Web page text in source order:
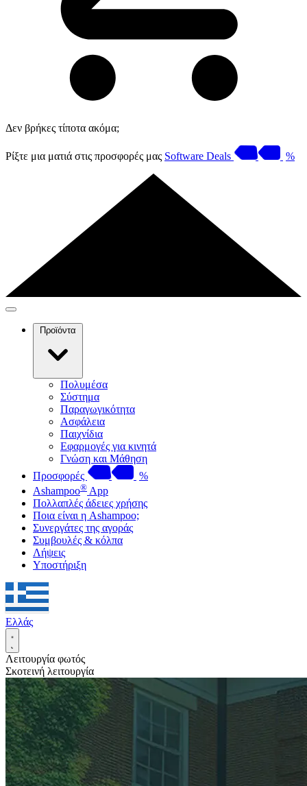
Δεν βρήκες τίποτα ακόμα;
Ρίξτε μια ματιά στις προσφορές μας Software Deals %
Προϊόντα
Πολυμέσα
Σύστημα
Παραγωγικότητα
Ασφάλεια
Παιχνίδια
Εφαρμογές για κινητά
Γνώση και Μάθηση
Προσφορές
%
Ashampoo® App
Πολλαπλές άδειες χρήσης
Ποια είναι η Ashampoo;
Συνεργάτες της αγοράς
Συμβουλές & κόλπα
Λήψεις
Υποστήριξη
Ελλάς
Λειτουργία φωτός
Σκοτεινή λειτουργία